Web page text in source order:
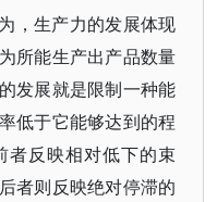
，生产力的发展体现
所能生产出产品数量
发展就是限制一种能
低于它能够达到的程
者反映相对低下的束
者则反映绝对停滞的